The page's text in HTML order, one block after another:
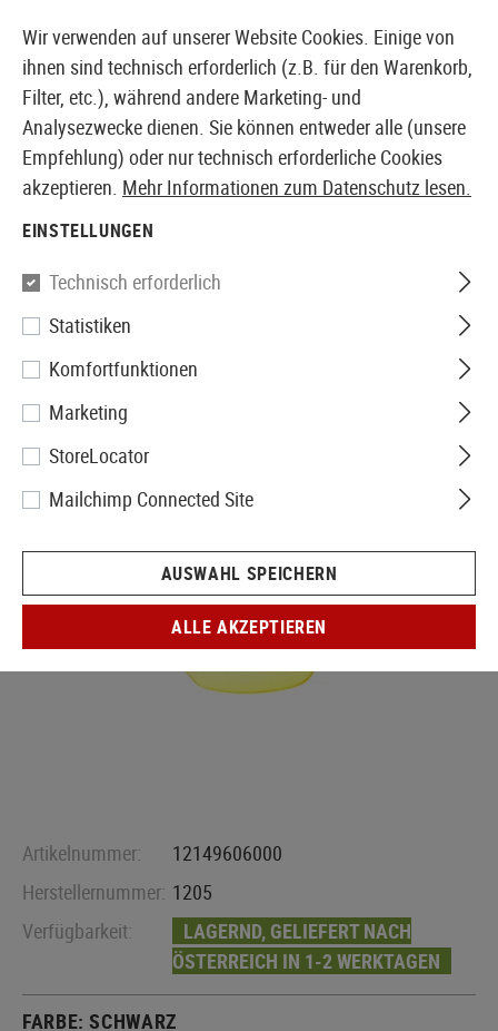
EUROPÄISCHER AIRSOFT SHOP & GROßHÄNDLER
Wiley X
WX Detection Clear / Yellow /
Orange / Purple / Copper
Artikelnummer:
12149606000
Herstellernummer: 1205
Verfügbarkeit:
LAGERND, GELIEFERT NACH
ÖSTERREICH IN 1-2 WERKTAGEN
FARBE:SCHWARZ
Wir verwenden auf unserer Website Cookies. Einige von
ihnen sind technisch erforderlich (z.B. für den Warenkorb,
Filter, etc.), während andere Marketing- und
Analysezwecke dienen. Sie können entweder alle (unsere
Empfehlung) oder nur technisch erforderliche Cookies
akzeptieren. Mehr Informationen zum Datenschutz lesen.
EINSTELLUNGEN
Technisch erforderlich
Statistiken
Komfortfunktionen
Marketing
StoreLocator
Mailchimp Connected Site
AUSWAHL SPEICHERN
ALLE AKZEPTIEREN